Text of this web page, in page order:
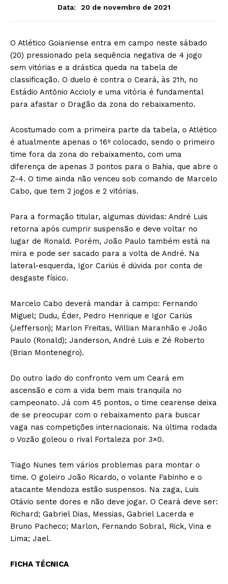
Data:
20 de novembro de 2021
O Atlético Goianiense entra em campo neste sábado
(20) pressionado pela sequência negativa de 4 jogo
sem vitórias e a drástica queda na tabela de
classificação. O duelo é contra o Ceará, às 21h, no
Estádio Antônio Accioly e uma vitória é fundamental
para afastar o Dragão da zona do rebaixamento.
Acostumado com a primeira parte da tabela, o Atlético
é atualmente apenas o 16º colocado, sendo o primeiro
time fora da zona do rebaixamento, com uma
diferença de apenas 3 pontos para o Bahia, que abre o
Z-4. O time ainda não venceu sob comando de Marcelo
Cabo, que tem 2 jogos e 2 vitórias.
Para a formação titular, algumas dúvidas: André Luis
retorna após cumprir suspensão e deve voltar no
lugar de Ronald. Porém, João Paulo também está na
mira e pode ser sacado para a volta de André. Na
lateral-esquerda, Igor Cariús é dúvida por conta de
desgaste físico.
Marcelo Cabo deverá mandar à campo: Fernando
Miguel; Dudu, Éder, Pedro Henrique e Igor Cariús
(Jefferson); Marlon Freitas, Willian Maranhão e João
Paulo (Ronald); Janderson, André Luis e Zé Roberto
(Brian Montenegro).
Do outro lado do confronto vem um Ceará em
ascensão e com a vida bem mais tranquila no
campeonato. Já com 45 pontos, o time cearense deixa
de se preocupar com o rebaixamento para buscar
vaga nas competições internacionais. Na última rodada
o Vozão goleou o rival Fortaleza por 3×0.
Tiago Nunes tem vários problemas para montar o
time. O goleiro João Ricardo, o volante Fabinho e o
atacante Mendoza estão suspensos. Na zaga, Luis
Otávio sente dores e não deve jogar. O Ceará deve ser:
Richard; Gabriel Dias, Messias, Gabriel Lacerda e
Bruno Pacheco; Marlon, Fernando Sobral, Rick, Vina e
Lima; Jael.
FICHA TÉCNICA